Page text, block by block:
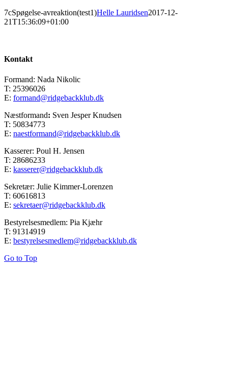
7cSpøgelse-avreaktion(test1)Helle Lauridsen2017-12-
21T15:36:09+01:00
Kontakt
Formand: Nada Nikolic
T: 25396026
E: formand@ridgebackklub.dk
Næstformand: Sven Jesper Knudsen
T: 50834773
E: naestformand@ridgebackklub.dk
Kasserer: Poul H. Jensen
T: 28686233
E: kasserer@ridgebackklub.dk
Sekretær: Julie Kimmer-Lorenzen
T: 60616813
E: sekretaer@ridgebackklub.dk
Bestyrelsesmedlem: Pia Kjæhr
T: 91314919
E: bestyrelsesmedlem@ridgebackklub.dk
Go to Top